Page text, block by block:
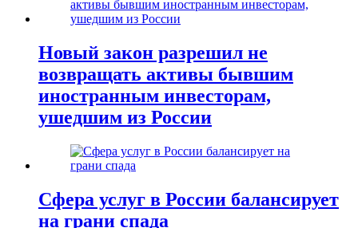
Новый закон разрешил не
возвращать активы бывшим
иностранным инвесторам,
ушедшим из России
Сфера услуг в России балансирует
на грани спада